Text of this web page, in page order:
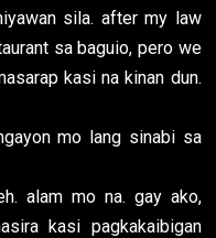
sila. after my law
sa baguio, pero we
kasi na kinan dun.
mo lang sinabi sa
alam mo na. gay ako,
kasi pagkakaibigan